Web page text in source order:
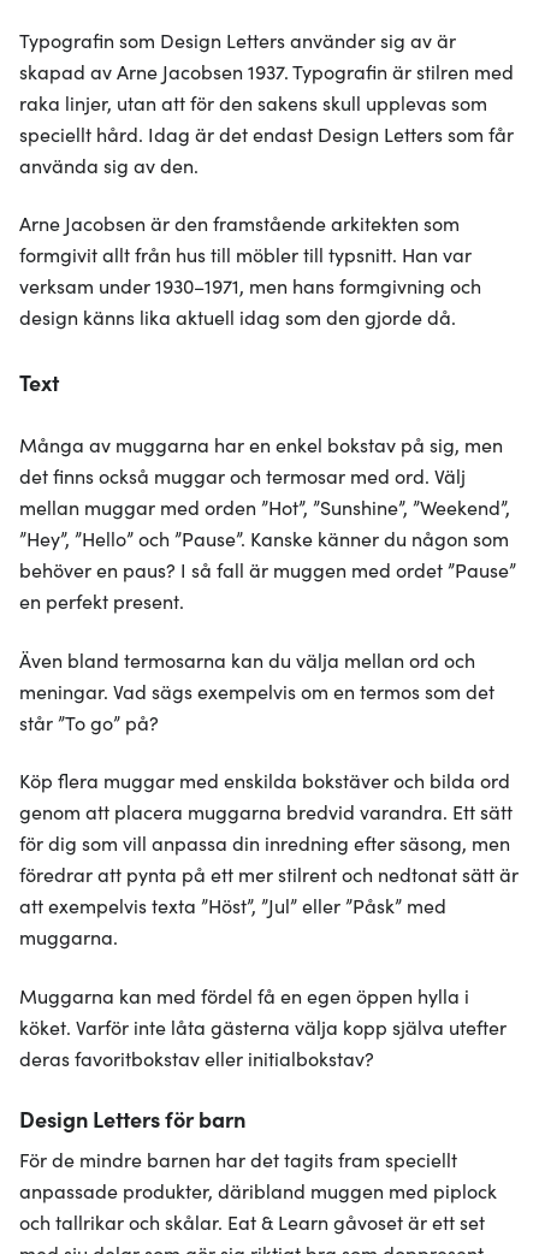
Typografin som Design Letters använder sig av är
skapad av Arne Jacobsen 1937. Typografin är stilren med
raka linjer, utan att för den sakens skull upplevas som
speciellt hård. Idag är det endast Design Letters som får
använda sig av den.
Arne Jacobsen är den framstående arkitekten som
formgivit allt från hus till möbler till typsnitt. Han var
verksam under 1930–1971, men hans formgivning och
design känns lika aktuell idag som den gjorde då.
Text
Många av muggarna har en enkel bokstav på sig, men
det finns också muggar och termosar med ord. Välj
mellan muggar med orden ”Hot”, ”Sunshine”, ”Weekend”,
”Hey”, ”Hello” och ”Pause”. Kanske känner du någon som
behöver en paus? I så fall är muggen med ordet ”Pause”
en perfekt present.
Även bland termosarna kan du välja mellan ord och
meningar. Vad sägs exempelvis om en termos som det
står ”To go” på?
Köp flera muggar med enskilda bokstäver och bilda ord
genom att placera muggarna bredvid varandra. Ett sätt
för dig som vill anpassa din inredning efter säsong, men
föredrar att pynta på ett mer stilrent och nedtonat sätt är
att exempelvis texta ”Höst”, ”Jul” eller ”Påsk” med
muggarna.
Muggarna kan med fördel få en egen öppen hylla i
köket. Varför inte låta gästerna välja kopp själva utefter
deras favoritbokstav eller initialbokstav?
Design Letters för barn
För de mindre barnen har det tagits fram speciellt
anpassade produkter, däribland muggen med piplock
och tallrikar och skålar. Eat & Learn gåvoset är ett set